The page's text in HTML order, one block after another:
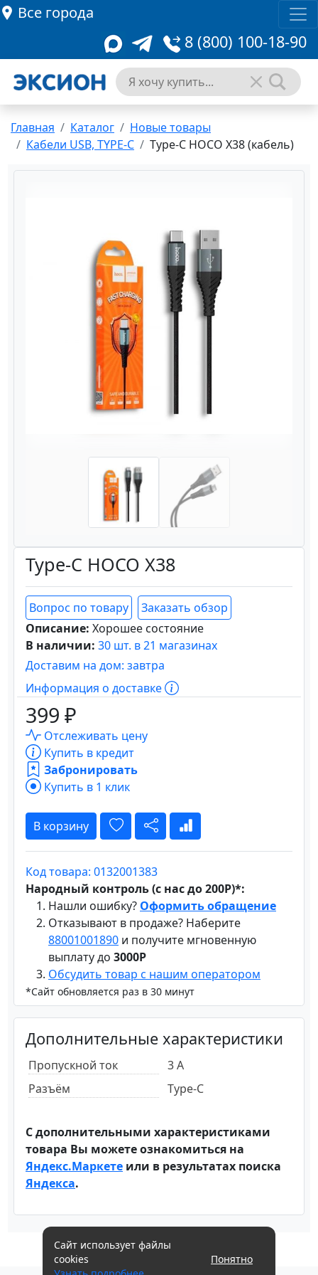
Все города
8 (800) 100-18-90
Главная Каталог
Новые товары
Кабели USB, TYPE-C
Type-C HOCO X38 (кабель)
Type-C HOCO X38
Вопрос по товару
Заказать обзор
Описание: Хорошее состояние
В наличии: 30 шт. в 21 магазинах
Доставим на дом: завтра
Информация о доставке
399 ₽
Отслеживать цену
Купить в кредит
Забронировать
Купить в 1 клик
В корзину
Код товара: 0132001383
Народный контроль (с нас до 200Р)*:
Нашли ошибку? Оформить обращение
Отказывают в продаже? Наберите
88001001890 и получите мгновенную
выплату до 3000Р
Обсудить товар с нашим оператором
*Сайт обновляется раз в 30 минут
Дополнительные характеристики
Пропускной ток
3 А
Разъём
Type-C
С дополнительными характеристиками
товара Вы можете ознакомиться на
Яндекс.Маркете или в результатах поиска
Яндекса.
Сайт использует файлы
cookies
Понятно